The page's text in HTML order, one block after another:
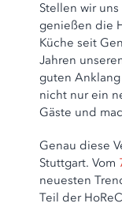
Stellen wir
genießen die
Küche seit
Jahren
guten
nicht nur ein
Gäste und
Genau diese
Stuttgart. Vom
neuesten
Teil der